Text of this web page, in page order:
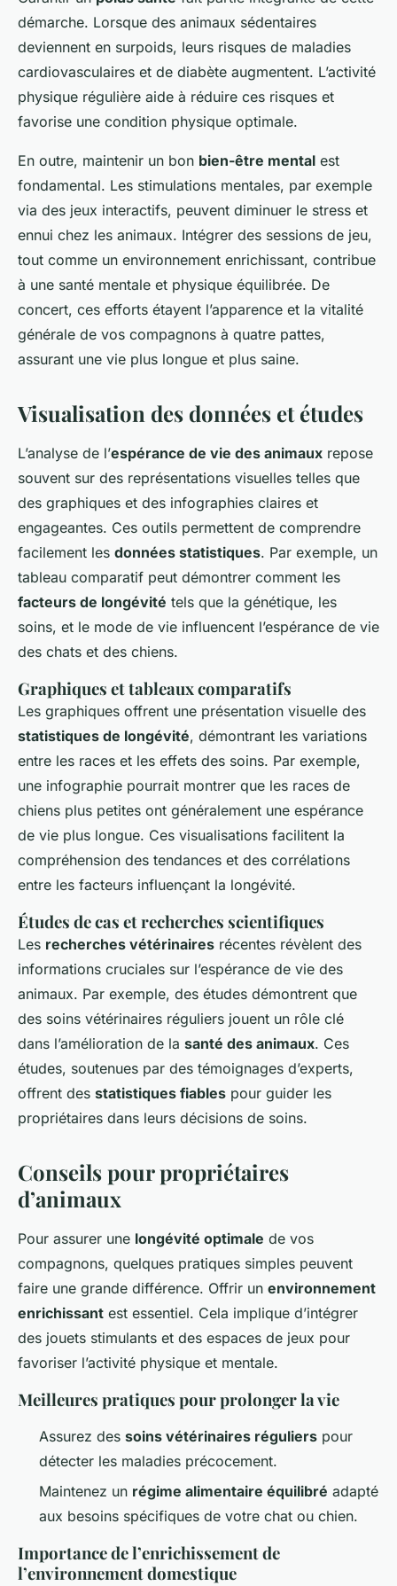
démarche. Lorsque des animaux sédentaires
deviennent en surpoids, leurs risques de maladies
cardiovasculaires et de diabète augmentent. L’activité
physique régulière aide à réduire ces risques et
favorise une condition physique optimale.
En outre, maintenir un bon bien-être mental est
fondamental. Les stimulations mentales, par exemple
via des jeux interactifs, peuvent diminuer le stress et
ennui chez les animaux. Intégrer des sessions de jeu,
tout comme un environnement enrichissant, contribue
à une santé mentale et physique équilibrée. De
concert, ces efforts étayent l’apparence et la vitalité
générale de vos compagnons à quatre pattes,
assurant une vie plus longue et plus saine.
Visualisation des données et études
L’analyse de l’espérance de vie des animaux repose
souvent sur des représentations visuelles telles que
des graphiques et des infographies claires et
engageantes. Ces outils permettent de comprendre
facilement les données statistiques. Par exemple, un
tableau comparatif peut démontrer comment les
facteurs de longévité tels que la génétique, les
soins, et le mode de vie influencent l’espérance de vie
des chats et des chiens.
Graphiques et tableaux comparatifs
Les graphiques offrent une présentation visuelle des
statistiques de longévité, démontrant les variations
entre les races et les effets des soins. Par exemple,
une infographie pourrait montrer que les races de
chiens plus petites ont généralement une espérance
de vie plus longue. Ces visualisations facilitent la
compréhension des tendances et des corrélations
entre les facteurs influençant la longévité.
Études de cas et recherches scientifiques
Les recherches vétérinaires récentes révèlent des
informations cruciales sur l’espérance de vie des
animaux. Par exemple, des études démontrent que
des soins vétérinaires réguliers jouent un rôle clé
dans l’amélioration de la santé des animaux. Ces
études, soutenues par des témoignages d’experts,
offrent des statistiques fiables pour guider les
propriétaires dans leurs décisions de soins.
Conseils pour propriétaires
d’animaux
Pour assurer une longévité optimale de vos
compagnons, quelques pratiques simples peuvent
faire une grande différence. Offrir un environnement
enrichissant est essentiel. Cela implique d’intégrer
des jouets stimulants et des espaces de jeux pour
favoriser l’activité physique et mentale.
Meilleures pratiques pour prolonger la vie
Assurez des soins vétérinaires réguliers pour
détecter les maladies précocement.
Maintenez un régime alimentaire équilibré adapté
aux besoins spécifiques de votre chat ou chien.
Importance de l’enrichissement de
l’environnement domestique